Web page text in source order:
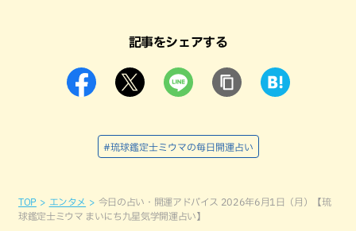
記事をシェアする
#琉球鑑定士ミウマの毎日開運占い
TOP エンタメ
今日の占い・開運アドバイス 2026年6月1日（月）【琉
球鑑定士ミウマ まいにち九星気学開運占い】